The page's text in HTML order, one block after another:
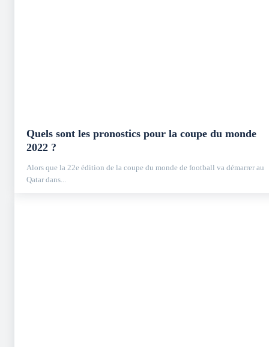
Quels sont les pronostics pour la coupe du monde
2022 ?
Alors que la 22e édition de la coupe du monde de football va démarrer au
Qatar dans...